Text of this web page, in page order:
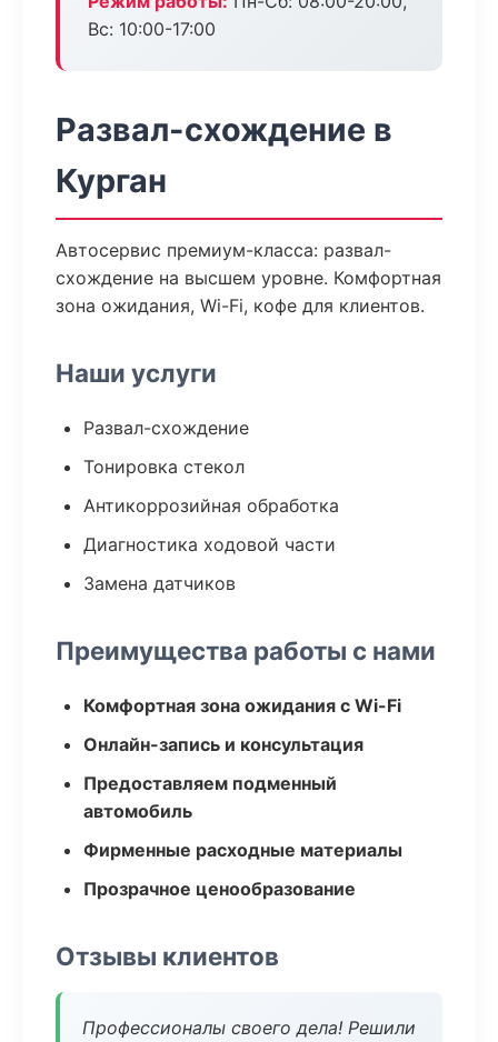
Вс: 10:00-17:00
Развал-схождение в
Курган
Автосервис премиум-класса: развал-
схождение на высшем уровне. Комфортная
зона ожидания, Wi-Fi, кофе для клиентов.
Наши услуги
Развал-схождение
Тонировка стекол
Антикоррозийная обработка
Диагностика ходовой части
Замена датчиков
Преимущества работы с нами
Комфортная зона ожидания с Wi-Fi
Онлайн-запись и консультация
Предоставляем подменный
автомобиль
Фирменные расходные материалы
Прозрачное ценообразование
Отзывы клиентов
Профессионалы своего дела! Решили